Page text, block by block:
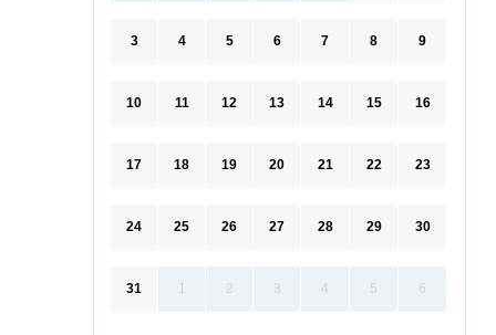
3 4 5 6 7 8 9
10 11 12 13 14 15 16
17 18 19 20 21 22 23
24 25 26 27 28 29 30
31 1 2 3 4 5 6